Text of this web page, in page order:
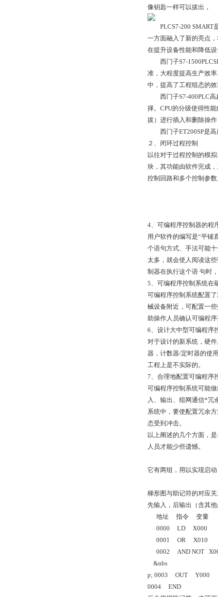
像钥匙一样可以拔出，
PLCS7-200 SMART是
一方面融入了新的亮点
在提升设备性能和降低
西门子S7-
准，大程度提高生产效
中，提高了工程组态的
西门子S7-400PLC高
择。CPU的分级使得性
拔）进行插入和删除操
西门子ET200SP是高
２、闭环过程控制
以往对于过程控制的模
块，其功能由软件完成
控制回路和多个控制参
4、可编程序控制器的程
用户软件的编写是“平铺
个语句方式、手法可能
太多，就会使人阅读这
制器在执行这个语 句时
5、可编程序控制系统在
可编程序控制系统配置
械设备附近，可配置一
助操作人员确认可编程
6、设计大中型可编程序
对于设计的新系统，硬
器，计数器/定时器的使
工程上是不实际的。
7、合理地配置可编程序
可编程序控制系统可能
入、输出、组网通信*冗
系统中，要使配置冗余
态受到冲击。
以上阐述的几个方面，
人员才能少些遗憾。
它有两组，用以实现启
梯形图与助记符的对应
先输入，后输出（含其
地址 指令 变量
0000 LD X000
0001 OR X010
0002 AND NOT
&nbs
p; 0003 OUT Y000
0004 END